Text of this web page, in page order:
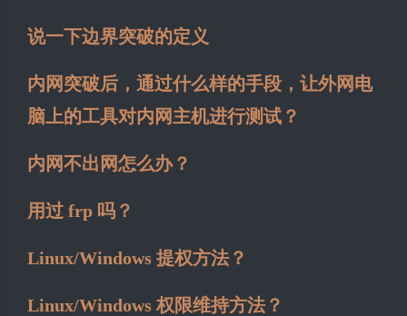
说一下边界突破的定义
内网突破后，通过什么样的手段，让外网电
脑上的工具对内网主机进行测试？
内网不出网怎么办？
用过 frp 吗？
Linux/Windows 提权方法？
Linux/Windows 权限维持方法？